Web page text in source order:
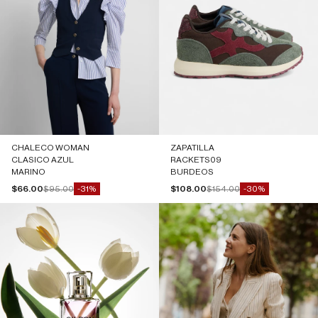
CHALECO WOMAN
CLASICO AZUL
MARINO
Precio de oferta
$66.00Precio normal
$95.00 -31%
ZAPATILLA
RACKETS09
BURDEOS
Precio de oferta
$108.00Precio normal
$154.00 -30%